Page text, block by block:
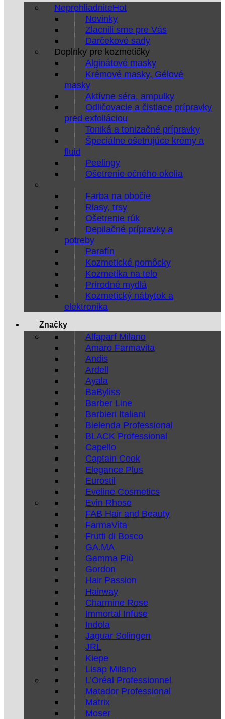
Neprehliadnite
Novinky
Zlacnili sme pre Vás
Darčekové sady
Doplnky pre kozmetičky
Alginátové masky
Krémové masky, Gélové
masky
Aktívne séra, ampulky
Odličovacie a čistiace prípravky
pred exfoliáciou
Toniká a tonizačné prípravky
Špeciálne ošetrujúce krémy a
fluid
Peelingy
Ošetrenie očného okolia
Farba na obočie
Riasy, trsy
Ošetrenie rúk
Depilačné prípravky a
potreby
Parafín
Kozmetické pomôcky
Kozmetika na telo
Prírodné mydlá
Kozmetický nábytok a
elektronika
Značky
Alfaparf Milano
Amaro Farmavita
Andis
Ardell
Ayala
BaByliss
Barber Line
Barbieri Italiani
Bielenda Professional
BLACK Professional
Capello
Captain Cook
Elegance Plus
Eurostil
Eveline Cosmetics
Evin Rhose
FAB Hair and Beauty
FarmaVita
Frutti di Bosco
GA.MA
Gamma Più
Gordon
Hair Passion
Hairway
Charmine Rose
Immortal Infuse
Indola
Jaguar Solingen
JRL
Kiepe
Lisap Milano
L’Oréal Professionnel
Matador Professional
Matrix
Moser